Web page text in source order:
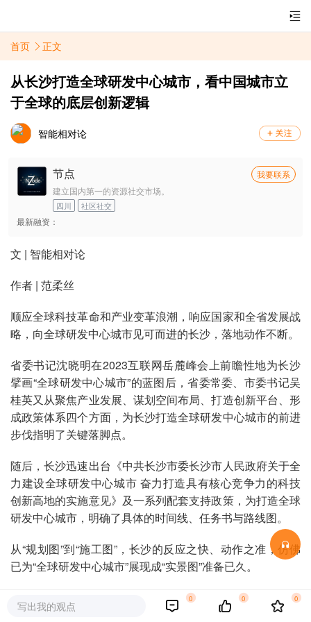
首页 正文
从长沙打造全球研发中心城市，看中国城市立
于全球的底层创新逻辑
智能相对论
节点
我要联系
建立国内第一的资源社交市场。
四川 社区社交
最新融资：
文 | 智能相对论
作者 | 范柔丝
顺应全球科技革命和产业变革浪潮，响应国家和全省发展战
略，向全球研发中心城市见可而进的长沙，落地动作不断。
省委书记沈晓明在2023互联网岳麓峰会上前瞻性地为长沙
擘画“全球研发中心城市”的蓝图后，省委常委、市委书记吴
桂英又从聚焦产业发展、谋划空间布局、打造创新平台、形
成政策体系四个方面，为长沙打造全球研发中心城市的前进
步伐指明了关键落脚点。
随后，长沙迅速出台《中共长沙市委长沙市人民政府关于全
力建设全球研发中心城市 奋力打造具有核心竞争力的科技
创新高地的实施意见》及一系列配套支持政策，为打造全球
研发中心城市，明确了具体的时间线、任务书与路线图。
从“规划图”到“施工图”，长沙的反应之快、动作之准，仿佛
已为“全球研发中心城市”展现成“实景图”准备已久。
立足大国之需，着眼全球之势的“认知之破”
写出我的观点
0 0 0